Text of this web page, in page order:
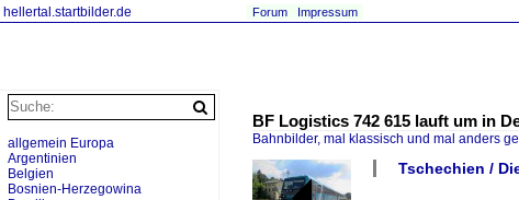
hellertal.startbilder.de Forum Impressum
BF Logistics 742 615 lauft um in
Bahnbilder, mal klassisch und mal anders
Tschechien /
allgemein Europa
Argentinien
Belgien
Bosnien-Herzegowina